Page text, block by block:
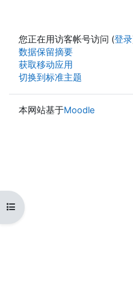
打开课程索引
您正在用访客帐号访问 (登录
‎数据保留摘要‎
获取移动应用
切换到标准主题
本网站基于Moodle